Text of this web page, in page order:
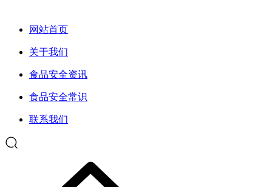
网站首页
关于我们
食品安全资讯
食品安全常识
联系我们